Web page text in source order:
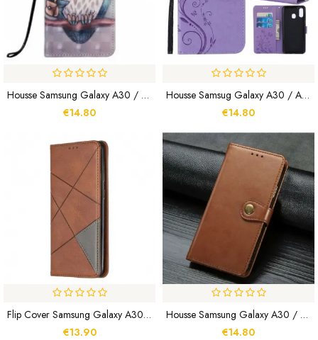
Housse Samsung Galaxy A30 / A20 Miss Hibou À Lanière
€14.80
Housse Samsug Galaxy A30 / A20 Papillons Et Fleurs
€14.80
Flip Cover Samsung Galaxy A30 / A20 Style Artiste
€13.90
Housse Samsung Galaxy A30 / A20 Style Cuir Business
€14.80